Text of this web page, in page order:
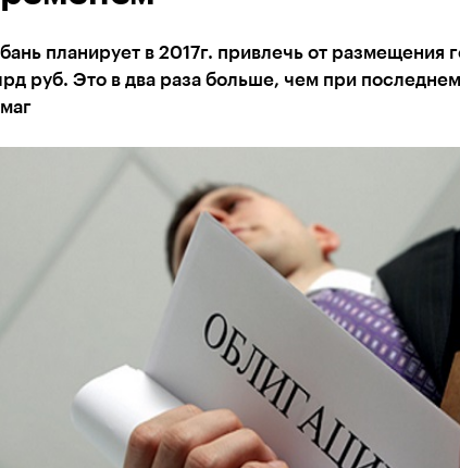
планирует в 2017г. привлечь от размещения
руб. Это в два раза больше, чем при